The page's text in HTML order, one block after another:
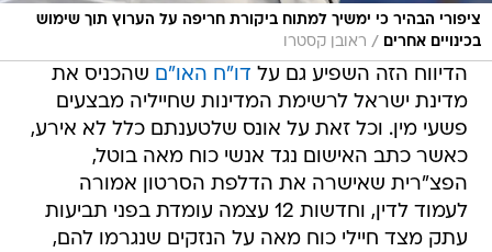
ציפורי הבהיר כי ימשיך למתוח ביקורת חריפה על הערוץ תוך שימוש
בכינויים אחרים
/ ראובן קסטרו
הדיווח הזה השפיע גם על דו"ח האו"ם שהכניס את
מדינת ישראל לרשימת המדינות שחייליה מבצעים
פשעי מין. וכל זאת על אונס שלטענתם כלל לא אירע,
כאשר כתב האישום נגד אנשי כוח מאה בוטל,
הפצ"רית שאישרה את הדלפת הסרטון אמורה
לעמוד לדין, וחדשות 12 עצמה עומדת בפני תביעות
עתק מצד חיילי כוח מאה על הנזקים שנגרמו להם,